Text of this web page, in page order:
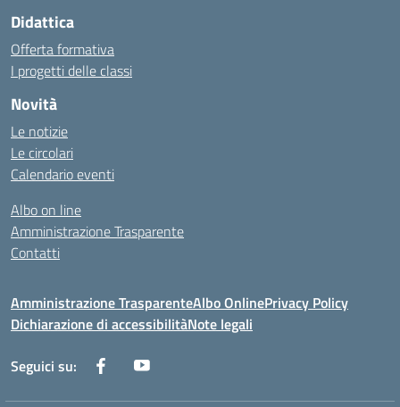
Didattica
Offerta formativa
I progetti delle classi
Novità
Le notizie
Le circolari
Calendario eventi
Albo on line
Amministrazione Trasparente
Contatti
Amministrazione TrasparenteAlbo OnlinePrivacy Policy
Dichiarazione di accessibilitàNote legali
Seguici su: